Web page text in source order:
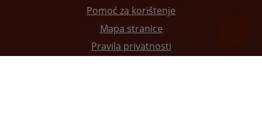
Pomoć za korištenje
Mapa stranice
Pravila privatnosti